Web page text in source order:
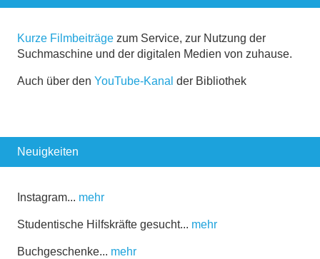
Kurze Filmbeiträge zum Service, zur Nutzung der
Suchmaschine und der digitalen Medien von zuhause.
Auch über den YouTube-Kanal der Bibliothek
Neuigkeiten
Instagram... mehr
Studentische Hilfskräfte gesucht... mehr
Buchgeschenke... mehr